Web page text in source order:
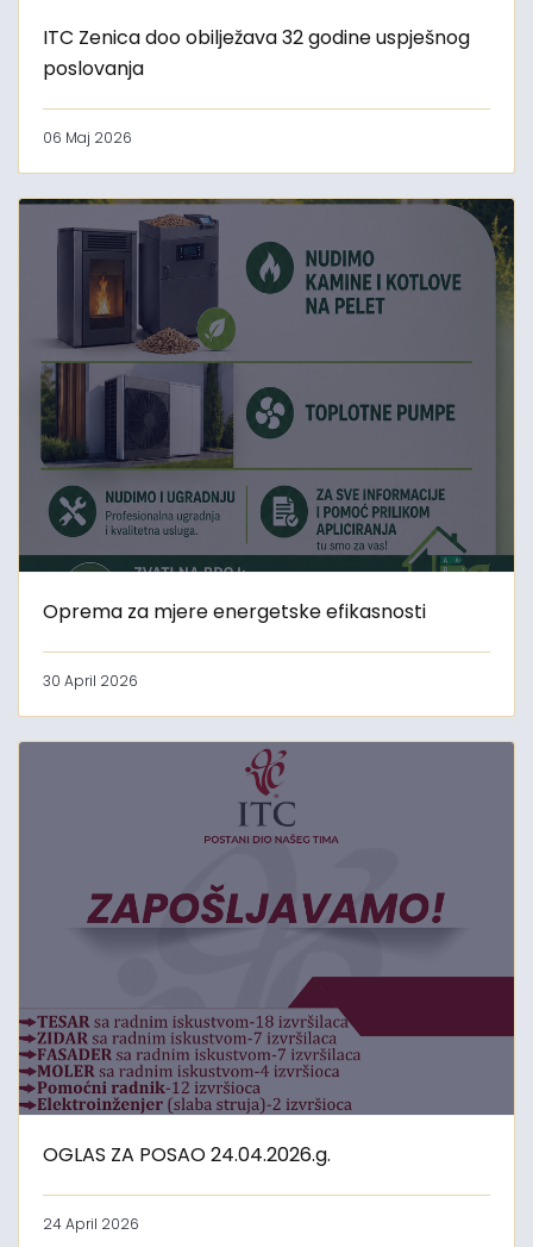
ITC Zenica doo obilježava 32 godine uspješnog
poslovanja
06 Maj 2026
Oprema za mjere energetske efikasnosti
30 April 2026
OGLAS ZA POSAO 24.04.2026.g.
24 April 2026